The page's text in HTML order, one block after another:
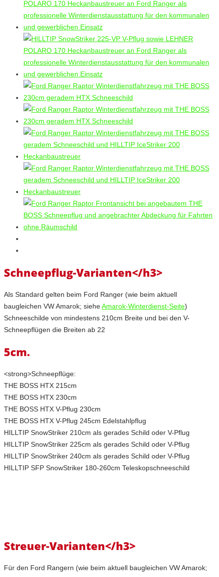
Schneepflug-Varianten</h3>
Als Standard gelten beim Ford Ranger (wie beim aktuell
baugleichen VW Amarok; sieheAmarok-Winterdienst-Seite)
Schneeschilde von mindestens 210cm Breite und bei den V-
Schneepflügen die Breiten ab 22
5cm.
<strong>Schneepflüge:
THE BOSS HTX 215cm
THE BOSS HTX 230cm
THE BOSS HTX V-Pflug 230cm
THE BOSS HTX V-Pflug 245cm Edelstahlpflug
HILLTIP SnowStriker 210cm als gerades Schild oder V-Pflug
HILLTIP SnowStriker 225cm als gerades Schild oder V-Pflug
HILLTIP SnowStriker 240cm als gerades Schild oder V-Pflug
HILLTIP SFP SnowStriker 180-260cm Teleskopschneeschild
Streuer-Varianten</h3>
Für den Ford Rangern (wie beim aktuell baugleichen VW Amarok;